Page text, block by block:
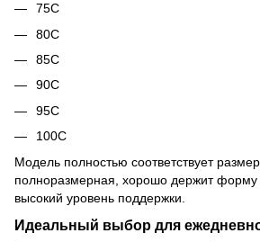
75C
80C
85C
90C
95C
100C
Модель полностью соответствует
полноразмерная, хорошо держит форму
высокий уровень поддержки.
Идеальный выбор для